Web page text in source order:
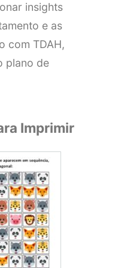
insights
e as
com TDAH,
plano de
Imprimir